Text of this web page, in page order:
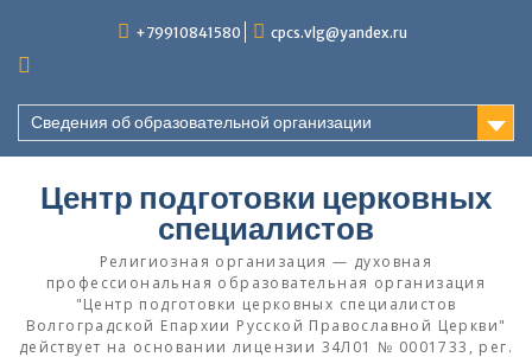
содержимому
+79910841580 cpcs.vlg@yandex.ru
Сведения об образовательной организации
Центр подготовки церковных
специалистов
Религиозная организация — духовная
профессиональная образовательная организация
"Центр подготовки церковных специалистов
Волгоградской Eпархии Русской Православной Церкви"
действует на основании лицензии 34Л01 № 0001733, рег.